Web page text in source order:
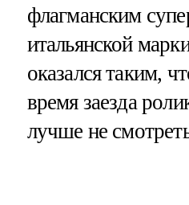
флагманским
итальянской
оказался таким,
время заезда
лучше не